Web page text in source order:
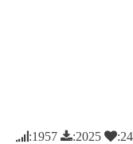
:1957
:2025
:24